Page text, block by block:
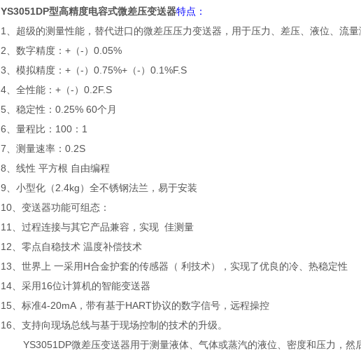
YS3051DP型高精度电容式微差压变送器特点：
1、超级的测量性能，替代进口的微差压压力变送器，用于压力、差压、液位、流
2、数字精度：+（-）0.05%
3、模拟精度：+（-）0.75%+（-）0.1%F.S
4、全性能：+（-）0.2F.S
5、稳定性：0.25% 60个月
6、量程比：100：1
7、测量速率：0.2S
8、线性 平方根 自由编程
9、小型化（2.4kg）全不锈钢法兰，易于安装
10、变送器功能可组态：
11、过程连接与其它产品兼容，实现 佳测量
12、零点自稳技术 温度补偿技术
13、世界上 一采用H合金护套的传感器（ 利技术），实现了优良的冷、热稳定性
14、采用16位计算机的智能变送器
15、标准4-20mA，带有基于HART协议的数字信号，远程操控
16、支持向现场总线与基于现场控制的技术的升级。
YS3051DP微差压变送器用于测量液体、气体或蒸汽的液位、密度和压力，然